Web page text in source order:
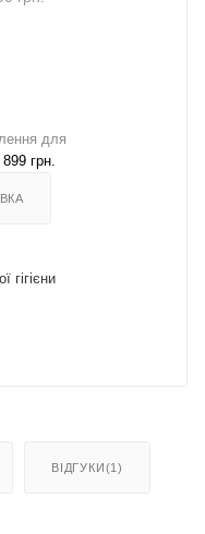
для
899 грн.
гігієни
ВІДГУКИ(1)